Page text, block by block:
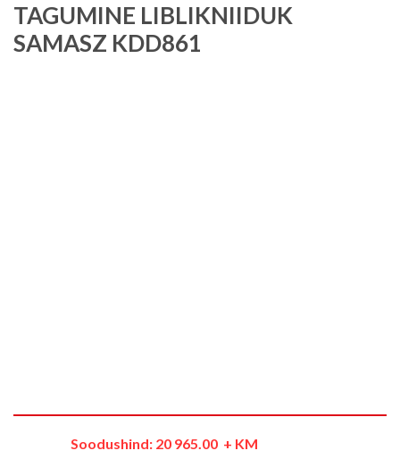
TAGUMINE LIBLIKNIIDUK
SAMASZ KDD861
Soodushind: 20 965.00 + KM